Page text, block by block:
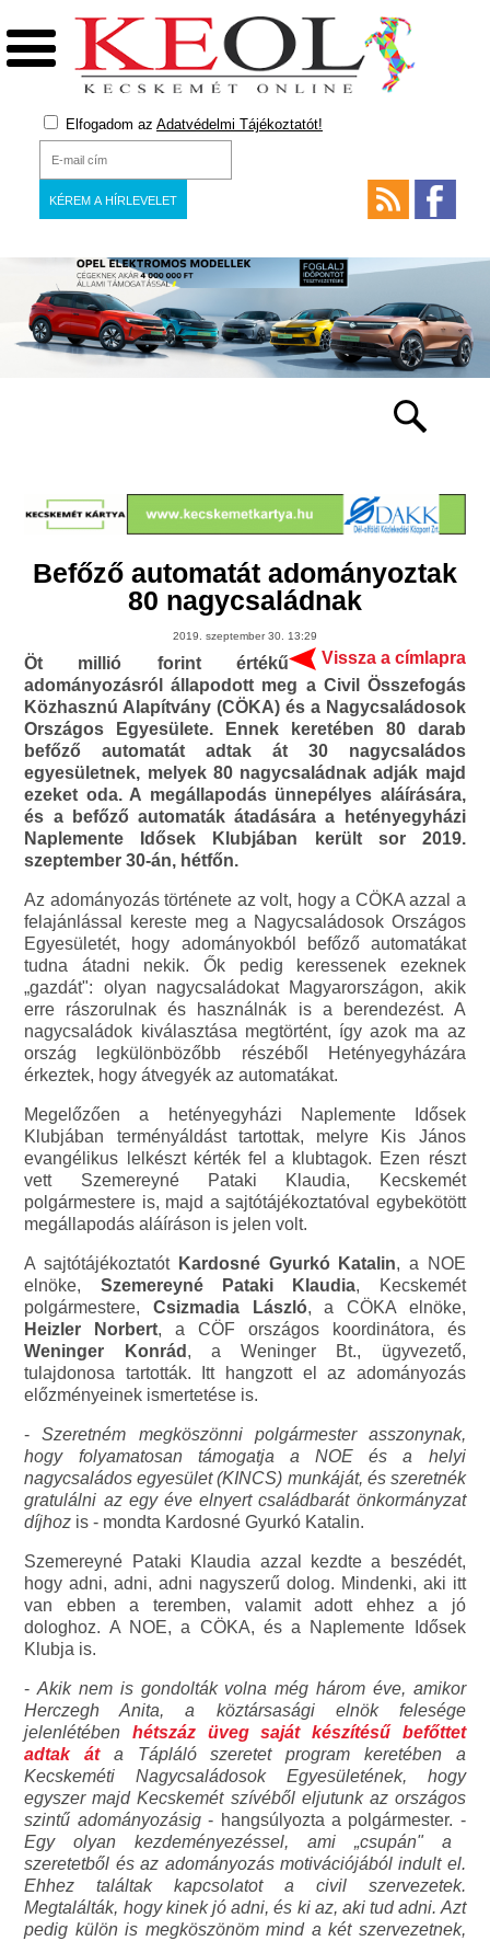
Elfogadom az Adatvédelmi Tájékoztatót!
Befőző automatát adományoztak
80 nagycsaládnak
2019. szeptember 30. 13:29
Vissza a címlapra
Öt millió forint értékű
adományozásról állapodott meg a Civil Összefogás
Közhasznú Alapítvány (CÖKA) és a Nagycsaládosok
Országos Egyesülete. Ennek keretében 80 darab
befőző automatát adtak át 30 nagycsaládos
egyesületnek, melyek 80 nagycsaládnak adják majd
ezeket oda. A megállapodás ünnepélyes aláírására,
és a befőző automaták átadására a hetényegyházi
Naplemente Idősek Klubjában került sor 2019.
szeptember 30-án, hétfőn.
Az adományozás története az volt, hogy a CÖKA azzal a
felajánlással kereste meg a Nagycsaládosok Országos
Egyesületét, hogy adományokból befőző automatákat
tudna átadni nekik. Ők pedig keressenek ezeknek
„gazdát": olyan nagycsaládokat Magyarországon, akik
erre rászorulnak és használnák is a berendezést. A
nagycsaládok kiválasztása megtörtént, így azok ma az
ország legkülönbözőbb részéből Hetényegyházára
érkeztek, hogy átvegyék az automatákat.
Megelőzően a hetényegyházi Naplemente Idősek
Klubjában terményáldást tartottak, melyre Kis János
evangélikus lelkészt kérték fel a klubtagok. Ezen részt
vett Szemereyné Pataki Klaudia, Kecskemét
polgármestere is, majd a sajtótájékoztatóval egybekötött
megállapodás aláíráson is jelen volt.
A sajtótájékoztatót Kardosné Gyurkó Katalin, a NOE
elnöke, Szemereyné Pataki Klaudia, Kecskemét
polgármestere,Csizmadia László, a CÖKA elnöke,
Heizler Norbert, a CÖF országos koordinátora, és
Weninger Konrád , a Weninger Bt., ügyvezető,
tulajdonosa tartották. Itt hangzott el az adományozás
előzményeinek ismertetése is.
-Szeretném megköszönni polgármester asszonynak,
hogy folyamatosan támogatja a NOE és a helyi
nagycsaládos egyesület (KINCS) munkáját, és szeretnék
gratulálni az egy éve elnyert családbarát önkormányzat
díjhoz is - mondta Kardosné Gyurkó Katalin.
Szemereyné Pataki Klaudia azzal kezdte a beszédét,
hogy adni, adni, adni nagyszerű dolog. Mindenki, aki itt
van ebben a teremben, valamit adott ehhez a jó
dologhoz. A NOE, a CÖKA, és a Naplemente Idősek
Klubja is.
-Akik nem is gondolták volna még három éve, amikor
Herczegh Anita, a köztársasági elnök felesége
jelenlétébenhétszáz üveg saját készítésű befőttet
adtak áta Tápláló szeretet program keretében a
Kecskeméti Nagycsaládosok Egyesületének, hogy
egyszer majd Kecskemét szívéből eljutunk az országos
szintű adományozásig- hangsúlyozta a polgármester. -
Egy olyan kezdeményezéssel, ami „csupán" a
szeretetből és az adományozás motivációjából indult el.
Ehhez találtak kapcsolatot a civil szervezetek.
Megtalálták, hogy kinek jó adni, és ki az, aki tud adni. Azt
pedig külön is megköszönöm mind a két szervezetnek,